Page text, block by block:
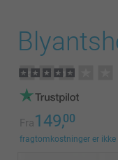
Fra149,00
fragtomkostninger er ikke